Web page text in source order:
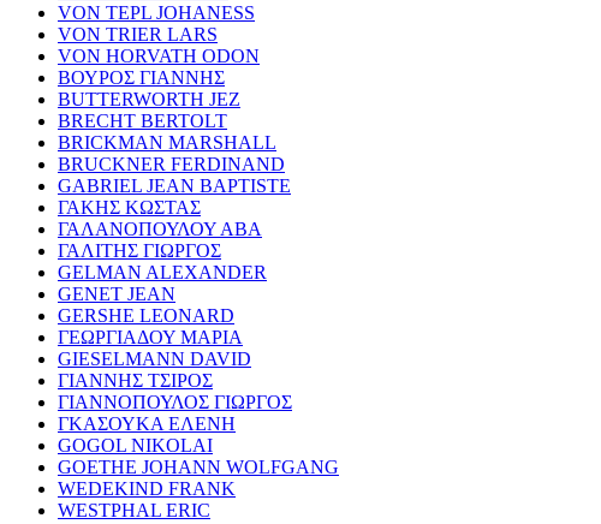
VON TEPL JOHANESS
VON TRIER LARS
VON HORVATH ODON
ΒΟΥΡΟΣ ΓΙΑΝΝΗΣ
BUTTERWORTH JEZ
BRECHT BERTOLT
BRICKMAN MARSHALL
BRUCKNER FERDINAND
GABRIEL JEAN BAPTISTE
ΓΑΚΗΣ ΚΩΣΤΑΣ
ΓΑΛΑΝΟΠΟΥΛΟΥ ΑΒΑ
ΓΑΛΙΤΗΣ ΓΙΩΡΓΟΣ
GELMAN ALEXANDER
GENET JEAN
GERSHE LEONARD
ΓΕΩΡΓΙΑΔΟΥ ΜΑΡΙΑ
GIESELMANN DAVID
ΓΙΑΝΝΗΣ ΤΣΙΡΟΣ
ΓΙΑΝΝΟΠΟΥΛΟΣ ΓΙΩΡΓΟΣ
ΓΚΑΣΟΥΚΑ ΕΛΕΝΗ
GOGOL NIKOLAI
GOETHE JOHANN WOLFGANG
WEDEKIND FRANK
WESTPHAL ERIC